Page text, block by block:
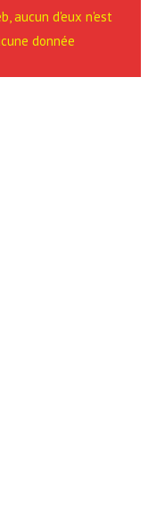
aucun d'eux n'est
donnée